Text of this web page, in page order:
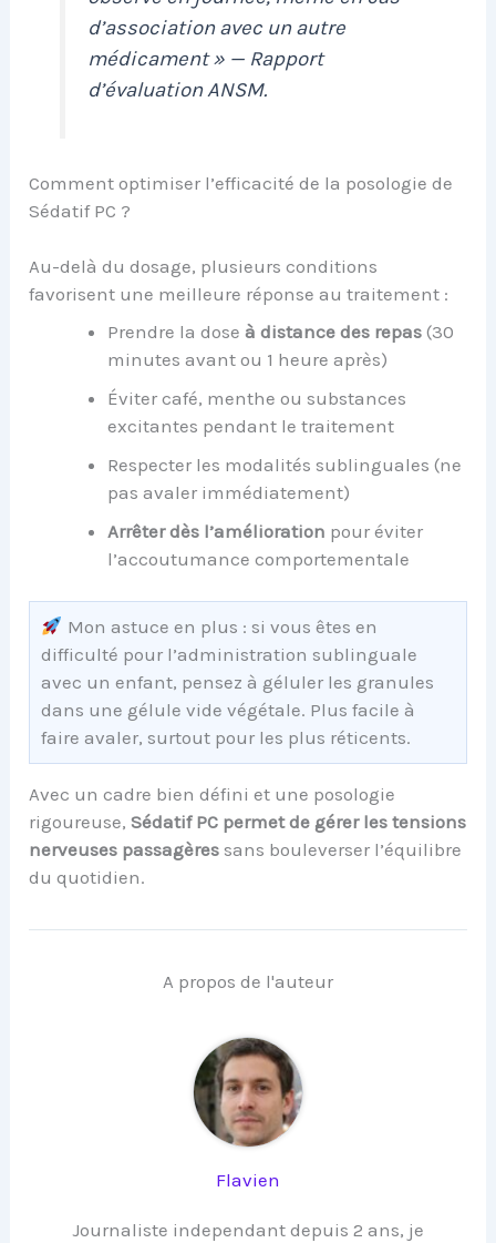
d’association avec un autre
médicament » — Rapport
d’évaluation ANSM.
Comment optimiser l’efficacité de la posologie de
Sédatif PC ?
Au-delà du dosage, plusieurs conditions
favorisent une meilleure réponse au traitement :
Prendre la doseà distance des repas (30
minutes avant ou 1 heure après)
Éviter café, menthe ou substances
excitantes pendant le traitement
Respecter les modalités sublinguales (ne
pas avaler immédiatement)
Arrêter dès l’amélioration pour éviter
l’accoutumance comportementale
Mon astuce en plus : si vous êtes en
difficulté pour l’administration sublinguale
avec un enfant, pensez à géluler les granules
dans une gélule vide végétale. Plus facile à
faire avaler, surtout pour les plus réticents.
Avec un cadre bien défini et une posologie
rigoureuse,Sédatif PC permet de gérer les tensions
nerveuses passagères sans bouleverser l’équilibre
du quotidien.
A propos de l'auteur
Flavien
Journaliste independant depuis 2 ans, je